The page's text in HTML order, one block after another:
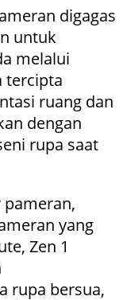
digagas
untuk
melalui
tercipta
ruang dan
dengan
rupa saat
pameran,
yang
Zen 1
rupa bersua,